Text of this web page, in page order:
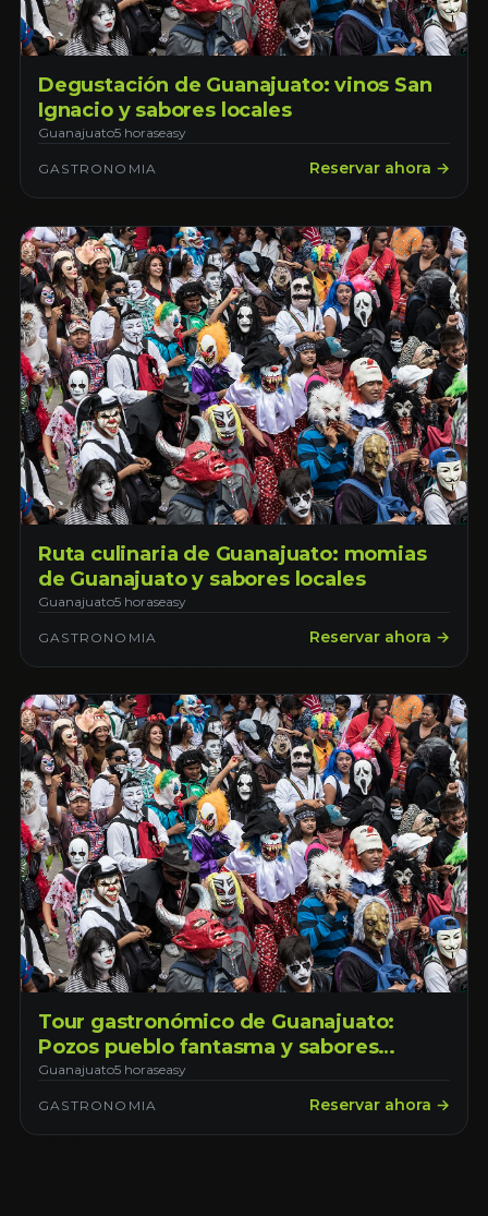
Degustación de Guanajuato: vinos San
Ignacio y sabores locales
Guanajuato5 horaseasy
GASTRONOMIA Reservar ahora →
Ruta culinaria de Guanajuato: momias
de Guanajuato y sabores locales
Guanajuato5 horaseasy
GASTRONOMIA Reservar ahora →
Tour gastronómico de Guanajuato:
Pozos pueblo fantasma y sabores
locales
Guanajuato5 horaseasy
GASTRONOMIA Reservar ahora →